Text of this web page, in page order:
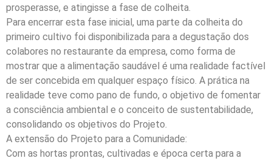
prosperasse, e atingisse a fase de colheita.
Para encerrar esta fase inicial, uma parte da colheita do
primeiro cultivo foi disponibilizada para a degustação dos
colabores no restaurante da empresa, como forma de
mostrar que a alimentação saudável é uma realidade factível
de ser concebida em qualquer espaço físico. A prática na
realidade teve como pano de fundo, o objetivo de fomentar
a consciência ambiental e o conceito de sustentabilidade,
consolidando os objetivos do Projeto.
A extensão do Projeto para a Comunidade:
Com as hortas prontas, cultivadas e época certa para a